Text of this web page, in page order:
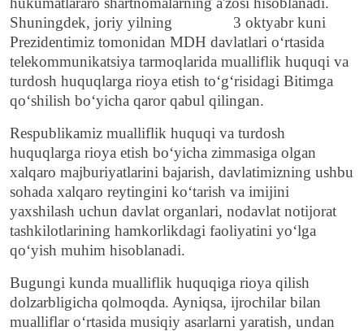
Shuningdek, joriy yilning 3 oktyabr kuni
Prezidentimiz tomonidan MDH davlatlari o‘rtasida
telekommunikatsiya tarmoqlarida mualliflik huquqi va
turdosh huquqlarga rioya etish to‘g‘risidagi Bitimga
qo‘shilish bo‘yicha qaror qabul qilingan.
Respublikamiz mualliflik huquqi va turdosh
huquqlarga rioya etish bo‘yicha zimmasiga olgan
xalqaro majburiyatlarini bajarish, davlatimizning ushbu
sohada xalqaro reytingini ko‘tarish va imijini
yaxshilash uchun davlat organlari, nodavlat notijorat
tashkilotlarining hamkorlikdagi faoliyatini yo‘lga
qo‘yish muhim hisoblanadi.
Bugungi kunda mualliflik huquqiga rioya qilish
dolzarbligicha qolmoqda. Ayniqsa, ijrochilar bilan
mualliflar o‘rtasida musiqiy asarlarni yaratish, undan